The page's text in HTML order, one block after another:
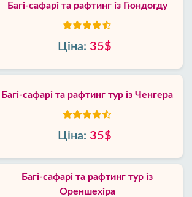
Багі-сафарі та рафтинг із Гюндогду
Ціна: 35$
Багі-сафарі та рафтинг тур із Ченгера
Ціна: 35$
Багі-сафарі та рафтинг тур із
Ореншехіра